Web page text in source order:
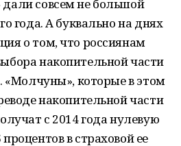
совсем не большой
года. А буквально на днях
о том, что россиянам
накопительной части
«Молчуны», которые в этом
накопительной части
с 2014 года нулевую
в страховой ее